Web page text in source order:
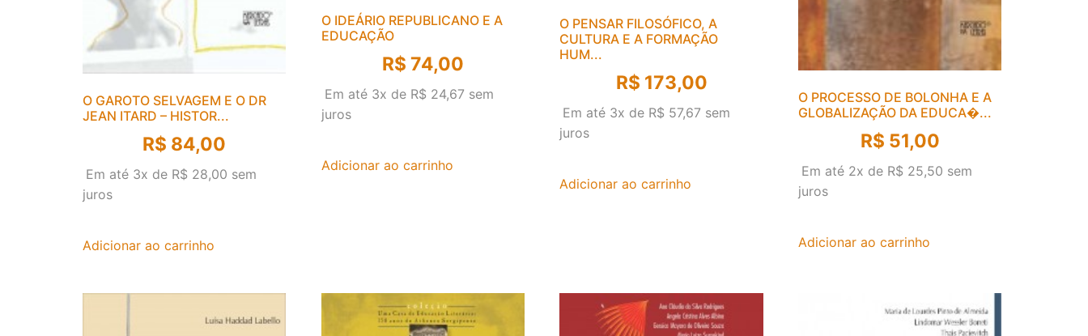
O GAROTO SELVAGEM E O DR
JEAN ITARD – HISTOR...
R$ 84,00
Em até 3x de R$ 28,00 sem
juros
Adicionar ao carrinho
O IDEÁRIO REPUBLICANO E A
EDUCAÇÃO
R$ 74,00
Em até 3x de R$ 24,67sem
juros
Adicionar ao carrinho
O PENSAR FILOSÓFICO, A
CULTURA E A FORMAÇÃO
HUM...
R$ 173,00
Em até 3x de R$ 57,67 sem
juros
Adicionar ao carrinho
O PROCESSO DE BOLONHA E A
GLOBALIZAÇÃO DA EDUCA�...
R$ 51,00
Em até 2x de R$ 25,50 sem
juros
Adicionar ao carrinho